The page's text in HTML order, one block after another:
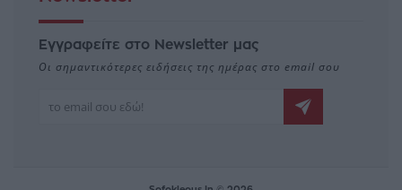
Εγγραφείτε στο Newsletter μας
Οι σημαντικότερες ειδήσεις της ημέρας στο email σου